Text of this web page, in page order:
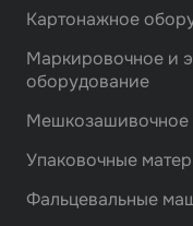
Картонажное
Маркировочное и
оборудование
Мешкозашивочное
Упаковочные
Фальцевальные